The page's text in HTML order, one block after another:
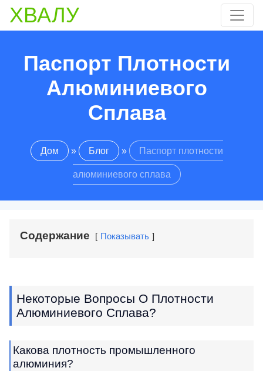
ХВАЛУ
Паспорт Плотности
Алюминиевого
Сплава
Дом » Блог » Паспорт плотности
алюминиевого сплава
Содержание Показывать
Некоторые Вопросы О Плотности
Алюминиевого Сплава?
Какова плотность промышленного
алюминия?